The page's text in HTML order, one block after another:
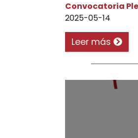
Convocatoria
2025-05-14
Leer más